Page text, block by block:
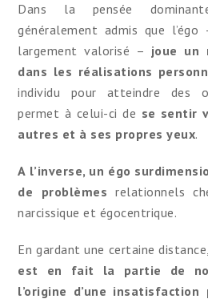
Dans la pensée
généralement admis que
largement valorisé – joue un
dans les réalisations
individu pour atteindre des
permet à celui-ci de se sentir
autres et à ses propres yeux.
A l’inverse, un égo
de problèmes relationnels
narcissique et égocentrique.
En gardant une certaine
est en fait la partie de
l’origine d’une insatisfaction